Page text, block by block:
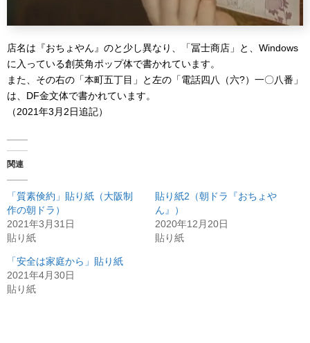
店名は『おちょやん』のと少し異なり、「冨士商店」と、Windows
に入っている創英角ポップ体で書かれています。
また、その右の「本町五丁目」と左の「電話四八（六?）一〇八番」
は、DF金文体で書かれています。
（2021年3月2日追記）
関連
「質素倹約」貼り紙（大阪制
作の朝ドラ）
2021年3月31日
貼り紙
貼り紙2（朝ドラ『おちょや
ん』）
2020年12月20日
貼り紙
「安全は家庭から」貼り紙
2021年4月30日
貼り紙